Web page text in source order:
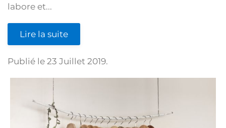
labore et...
Lire la suite
Publié le 23 Juillet 2019.